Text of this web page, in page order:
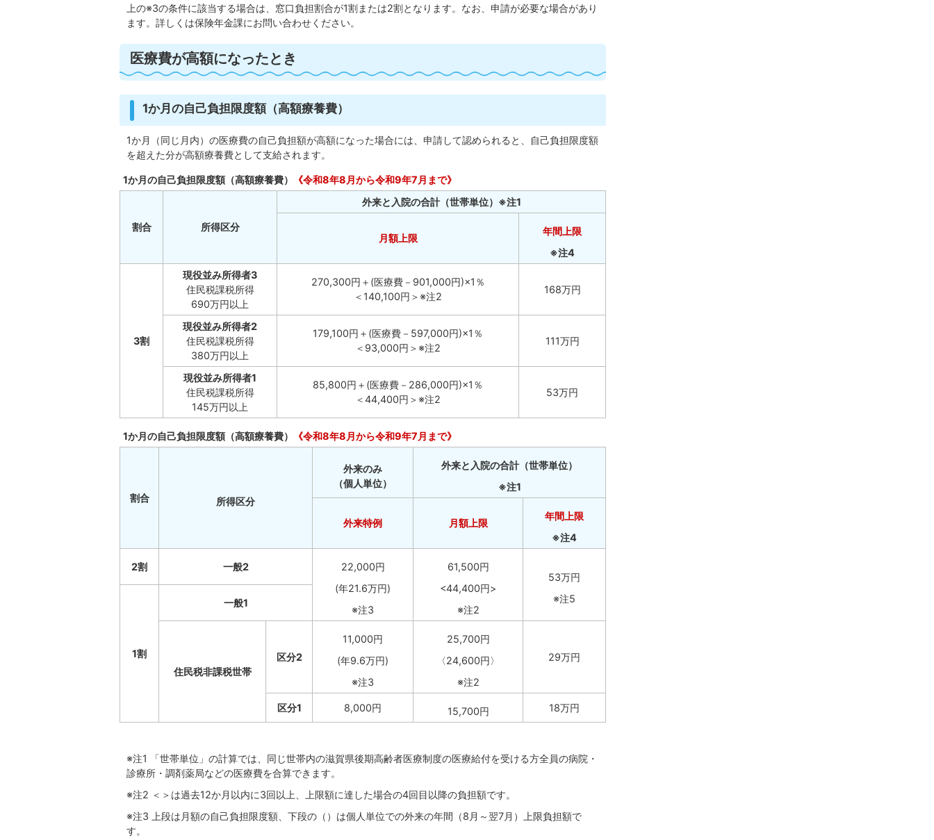
上の※3の条件に該当する場合は、窓口負担割合が1割または2割となります。なお、申請が必要な場合があり
ます。詳しくは保険年金課にお問い合わせください。
医療費が高額になったとき
1か月の自己負担限度額（高額療養費）
1か月（同じ月内）の医療費の自己負担額が高額になった場合には、申請して認められると、自己負担限度額
を超えた分が高額療養費として支給されます。
1か月の自己負担限度額（高額療養費） 《令和8年8月から令和9年7月まで》
割合 所得区分
外来と入院の合計（世帯単位）※注1
月額上限
年間上限
※注4
3割
現役並み所得者3
住民税課税所得
690万円以上
270,300円＋(医療費－901,000円)×1％
＜140,100円＞※注2
168万円
現役並み所得者2
住民税課税所得
380万円以上
179,100円＋(医療費－597,000円)×1％
＜93,000円＞※注2
111万円
現役並み所得者1
住民税課税所得
145万円以上
85,800円＋(医療費－286,000円)×1％
＜44,400円＞※注2
53万円
1か月の自己負担限度額（高額療養費） 《令和8年8月から令和9年7月まで》
割合 所得区分
外来のみ
（個人単位）
外来と入院の合計（世帯単位）
※注1
外来特例 月額上限
年間上限
※注4
2割 一般2
22,000円
(年21.6万円)
※注3
61,500円
<44,400円>
※注2
53万円
※注5
1割
一般1
住民税非課税世帯
区分2
11,000円
(年9.6万円)
※注3
25,700円
〈24,600円〉
※注2
29万円
区分1 8,000円 15,700円 18万円
※注1 「世帯単位」の計算では、同じ世帯内の滋賀県後期高齢者医療制度の医療給付を受ける方全員の病院・
診療所・調剤薬局などの医療費を合算できます。
※注2 ＜＞は過去12か月以内に3回以上、上限額に達した場合の4回目以降の負担額です。
※注3 上段は月額の自己負担限度額、下段の（）は個人単位での外来の年間（8月～翌7月）上限負担額で
す。